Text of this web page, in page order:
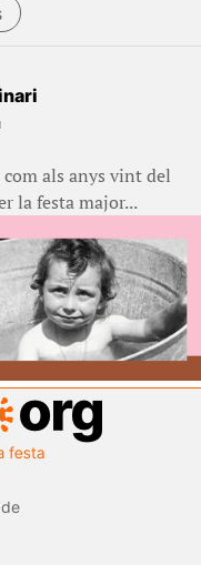
als anys vint del
la festa major...